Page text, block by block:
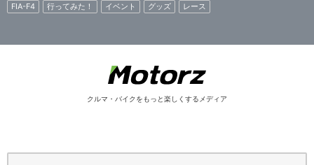
FIA-F4
行ってみた！ イベント グッズ レース
クルマ・バイクをもっと楽しくするメディア